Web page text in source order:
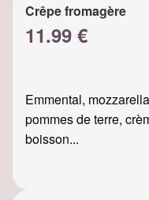
Crêpe fromagère
11.99 €
Emmental,
pommes de terre,
boisson...